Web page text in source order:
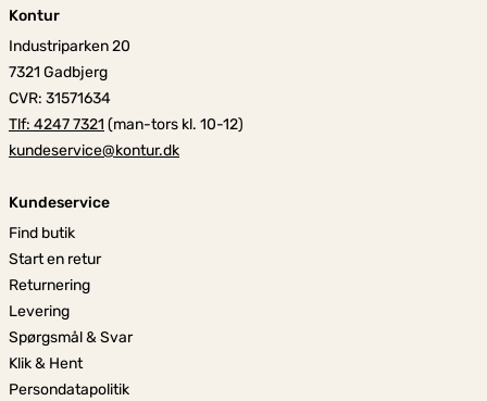
Kontur
Industriparken 20
7321 Gadbjerg
CVR: 31571634
Tlf: 4247 7321 (man-tors kl. 10-12)
kundeservice@kontur.dk
Kundeservice
Find butik
Start en retur
Returnering
Levering
Spørgsmål & Svar
Klik & Hent
Persondatapolitik